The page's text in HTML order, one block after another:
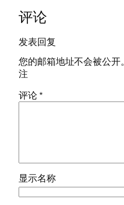
评论
发表回复
您的邮箱地址不会被公开。
注
评论*
显示名称